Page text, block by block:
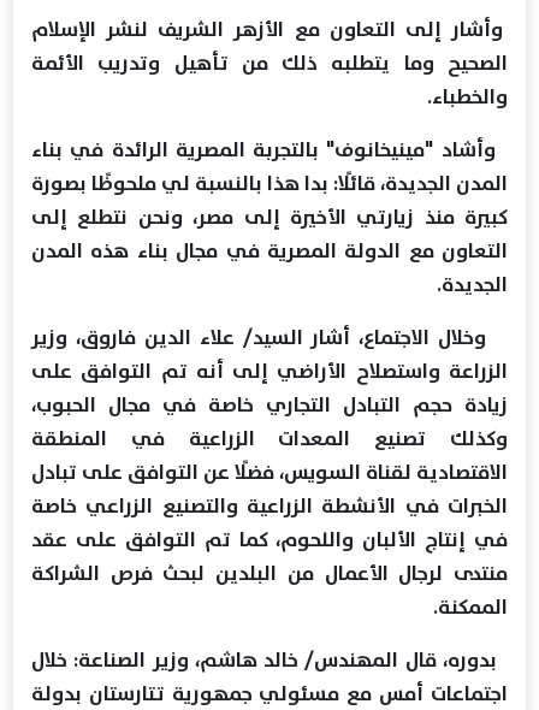
وأشار إلى التعاون مع الأزهر الشريف لنشر الإسلام
الصحيح وما يتطلبه ذلك من تأهيل وتدريب الأئمة
والخطباء.
وأشاد "مينيخانوف" بالتجربة المصرية الرائدة في بناء
المدن الجديدة، قائلًا: بدا هذا بالنسبة لي ملحوظًا بصورة
كبيرة منذ زيارتي الأخيرة إلى مصر، ونحن نتطلع إلى
التعاون مع الدولة المصرية في مجال بناء هذه المدن
الجديدة.
وخلال الاجتماع، أشار السيد/ علاء الدين فاروق، وزير
الزراعة واستصلاح الأراضي إلى أنه تم التوافق على
زيادة حجم التبادل التجاري خاصة في مجال الحبوب،
وكذلك تصنيع المعدات الزراعية في المنطقة
الاقتصادية لقناة السويس، فضلًا عن التوافق على تبادل
الخبرات في الأنشطة الزراعية والتصنيع الزراعي خاصة
في إنتاج الألبان واللحوم، كما تم التوافق على عقد
منتدى لرجال الأعمال من البلدين لبحث فرص الشراكة
الممكنة.
بدوره، قال المهندس/ خالد هاشم، وزير الصناعة: خلال
اجتماعات أمس مع مسئولي جمهورية تتارستان بدولة